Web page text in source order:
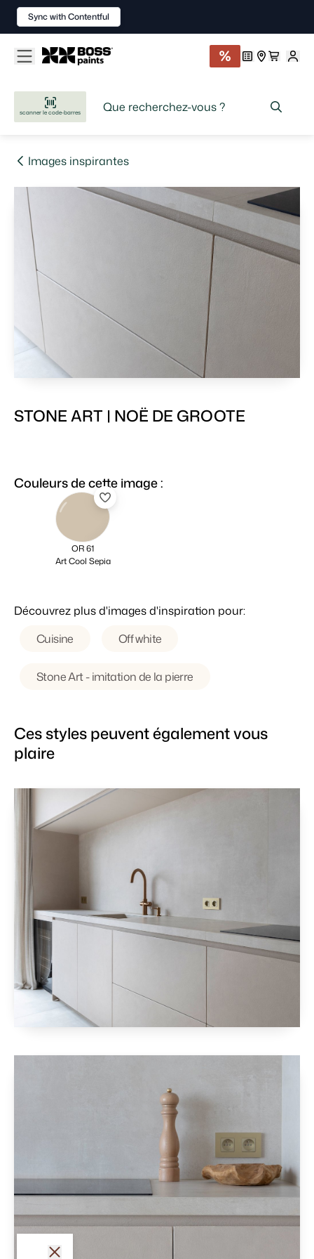
scanner le code-barres
Images inspirantes
STONE ART | NOË DE GROOTE
Couleurs de cette image :
OR 61
Art Cool Sepia
Découvrez plus d'images d'inspiration pour:
Cuisine
Off white
Stone Art - imitation de la pierre
Ces styles peuvent également vous
plaire
fermer
Sync with Contentful